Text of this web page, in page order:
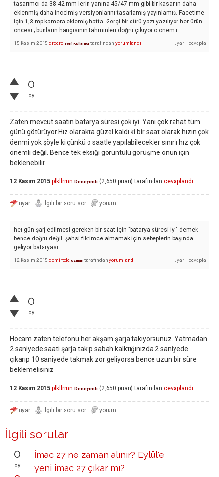
tasarımcı da 38 42 mm lerin yanına 45/47 mm gibi bir kasanın daha
eklenmiş daha incelmiş versiyonlarını tasarlamış yayınlamış. Facetime
için 1,3 mp kamera eklemiş hatta. Gerçi bir sürü yazı yazılıyor her ürün
öncesi ; bunların hangisinin tahminleri doğru çıkıyor o önemli.
15 Kasım 2015 drcere Yeni Kullanıcı tarafından yorumlandı
0
oy
Zaten mevcut saatin batarya süresi çok iyi. Yani çok rahat tüm
günü götürüyor.Hız olarakta güzel kaldı ki bir saat olarak hızın çok
öenmi yok şöyle ki çünkü o saatle yapılabilecekler sınırlı hız çok
önemli değil. Bence tek eksiği görüntülü görüşme onun için
beklenebilir.
12 Kasım 2015 plkllrmn Deneyimli (2,650 puan) tarafından cevaplandı
her gün şarj edilmesi gereken bir saat için "batarya süresi iyi" demek
bence doğru değil. şahsi fikrimce almamak için sebeplerin başında
geliyor bataryası.
12 Kasım 2015 demirtele Uzman tarafından yorumlandı
0
oy
Hocam zaten telefonu her akşam şarja takıyorsunuz. Yatmadan
2 saniyede saati şarja takıp sabah kalktığınızda 2 saniyede
çıkarıp 10 saniyede takmak zor geliyorsa bence uzun bir süre
beklemelisiniz
12 Kasım 2015 plkllrmn Deneyimli (2,650 puan) tarafından cevaplandı
İlgili sorular
0
oy
İmac 27 ne zaman alınır? Eylül'e
yeni imac 27 çıkar mı?